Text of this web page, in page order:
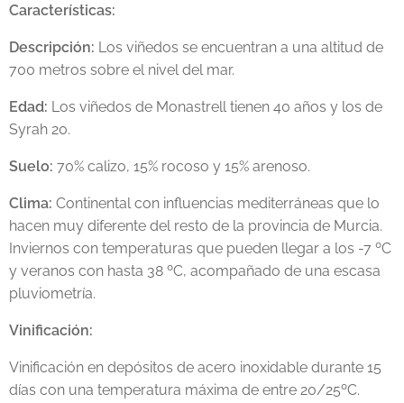
Características:
Descripción: Los viñedos se encuentran a una altitud de
700 metros sobre el nivel del mar.
Edad: Los viñedos de Monastrell tienen 40 años y los de
Syrah 20.
Suelo: 70% calizo, 15% rocoso y 15% arenoso.
Clima: Continental con influencias mediterráneas que lo
hacen muy diferente del resto de la provincia de Murcia.
Inviernos con temperaturas que pueden llegar a los -7 ºC
y veranos con hasta 38 ºC, acompañado de una escasa
pluviometría.
Vinificación:
Vinificación en depósitos de acero inoxidable durante 15
días con una temperatura máxima de entre 20/25ºC.